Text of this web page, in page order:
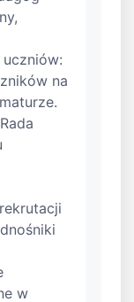
uczniów:
na
w